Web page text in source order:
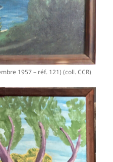
1957 – réf. 121) (coll. CCR)